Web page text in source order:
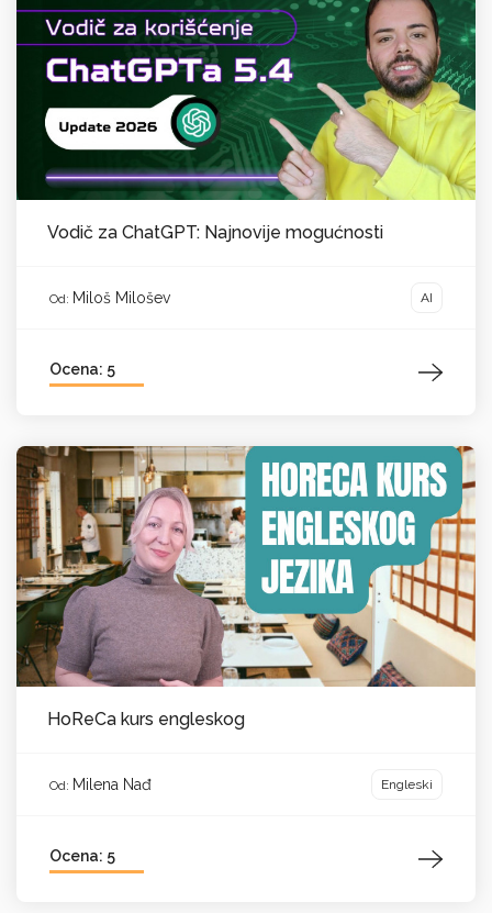
Vodič za ChatGPT: Najnovije mogućnosti
Od: Miloš Milošev AI
Ocena: 5
HoReCa kurs engleskog
Od: Milena Nađ Engleski
Ocena: 5